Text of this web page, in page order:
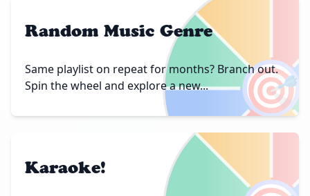
🎯
Random Music Genre
Same playlist on repeat for months? Branch out.
Spin the wheel and explore a new...
Karaoke!